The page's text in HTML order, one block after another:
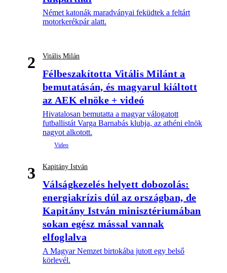
Német katonák maradványai feküdtek a feltárt
motorkerékpár alatt.
2 Vitális Milán
Félbeszakította Vitális Milánt a
bemutatásán, és magyarul kiáltott
az AEK elnöke + videó
Hivatalosan bemutatta a magyar válogatott
futballistát Varga Barnabás klubja, az athéni elnök
nagyot alkotott.
3 Kapitány István
Válságkezelés helyett dobozolás:
energiakrízis dúl az országban, de
Kapitány István minisztériumában
sokan egész mással vannak
elfoglalva
A Magyar Nemzet birtokába jutott egy belső
körlevél.